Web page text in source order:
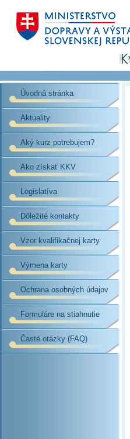
Úvodná stránka
Aktuality
Aký kurz potrebujem?
Ako získať KKV
Legislatíva
Dôležité kontakty
Vzor kvalifikačnej karty
Výmena karty
Ochrana osobných údajov
Formuláre na stiahnutie
Časté otázky (FAQ)